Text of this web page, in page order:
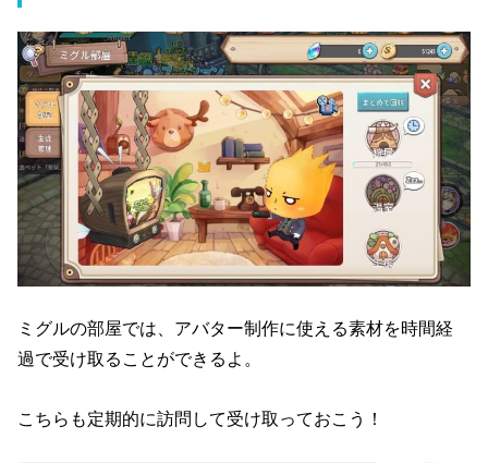
ミグルの部屋では、アバター制作に使える素材を時間経
過で受け取ることができるよ。
こちらも定期的に訪問して受け取っておこう！